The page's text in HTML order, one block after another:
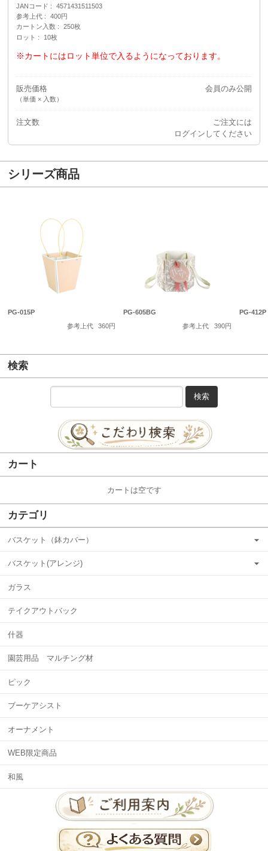
JANコード
4571431511503
参考上代
400円
カートン入数
250枚
ロット
10枚
※カートにはロット単位で入るようになっております。
販売価格
（単価 × 入数）
会員のみ公開
注文数
ご注文には
ログイン してください
シリーズ商品
PG-015P
参考上代
360円
PG-605BG
参考上代
390円
PG-412P
検索
検索
カート
カートは空です
カテゴリ
バスケット（鉢カバー）
バスケット(アレンジ)
ガラス
テイクアウトバック
什器
園芸用品 マルチング材
ピック
ブーケアシスト
オーナメント
WEB限定商品
和風